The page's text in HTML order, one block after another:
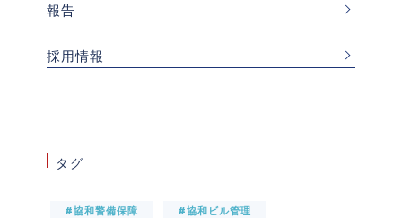
報告
採用情報
タグ
#協和警備保障
#協和ビル管理